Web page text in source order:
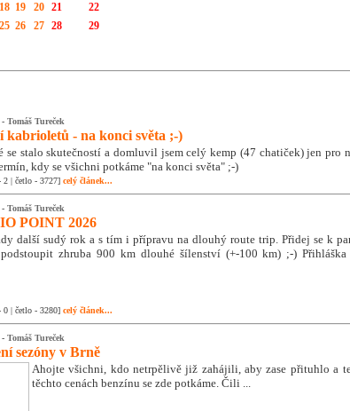
18 19 20 21
22
25 26 27 28
29
- Tomáš Tureček
kabrioletů - na konci světa ;-)
se stalo skutečností a domluvil jsem celý kemp (47 chatiček) jen pro
kdy se všichni potkáme "na konci světa" ;-)
2 | četlo - 3727] celý článek...
- Tomáš Tureček
POINT 2026
další sudý rok a s tím i přípravu na dlouhý route trip. Přidej se k
zhruba 900 km dlouhé šílenství (+-100 km) ;-)
0 | četlo - 3280] celý článek...
- Tomáš Tureček
sezóny v Brně
Ahojte všichni, kdo netrpělivě již zahájili, aby zase přituhlo a
těchto cenách benzínu se zde potkáme. Čili ...